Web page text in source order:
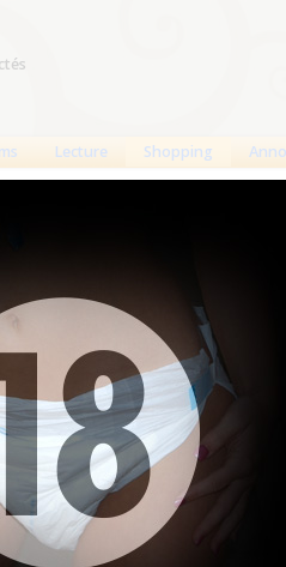
Lecture Shopping
LittleForBig :
vous pouvez lui